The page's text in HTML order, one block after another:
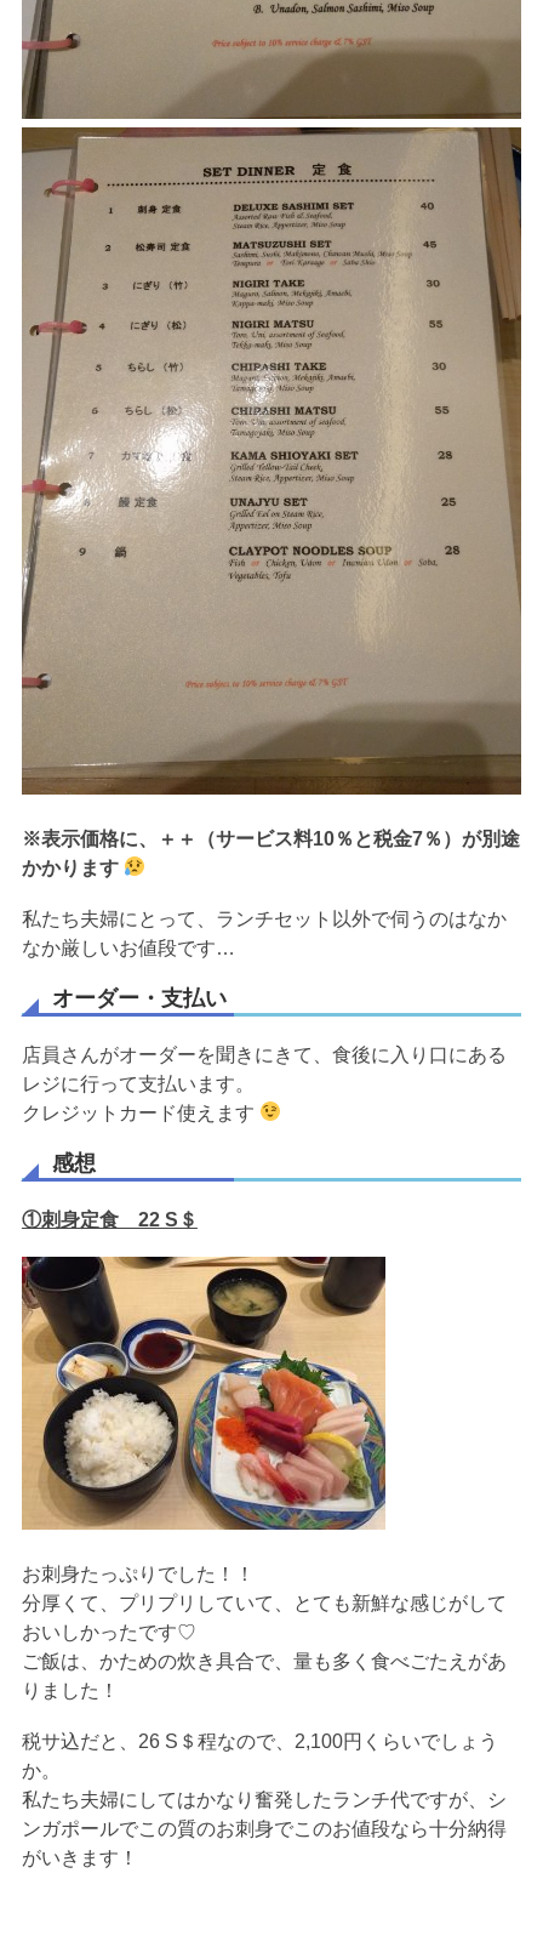
※表示価格に、＋＋（サービス料10％と税金7％）が別途
かかります
私たち夫婦にとって、ランチセット以外で伺うのはなか
なか厳しいお値段です…
オーダー・支払い
店員さんがオーダーを聞きにきて、食後に入り口にある
レジに行って支払います。
クレジットカード使えます
感想
①刺身定食 22 S＄
お刺身たっぷりでした！！
分厚くて、プリプリしていて、とても新鮮な感じがして
おいしかったです♡
ご飯は、かための炊き具合で、量も多く食べごたえがあ
りました！
税サ込だと、26 S＄程なので、2,100円くらいでしょう
か。
私たち夫婦にしてはかなり奮発したランチ代ですが、シ
ンガポールでこの質のお刺身でこのお値段なら十分納得
がいきます！